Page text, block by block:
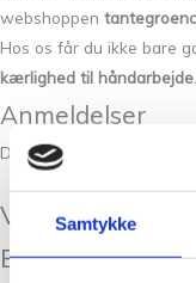
Samtykke
webshoppen
Hos os får du ikke bare
kærlighed til håndarbejde
Anmeldelser
Der er endnu ikke nogle
Vær den første
Espresso